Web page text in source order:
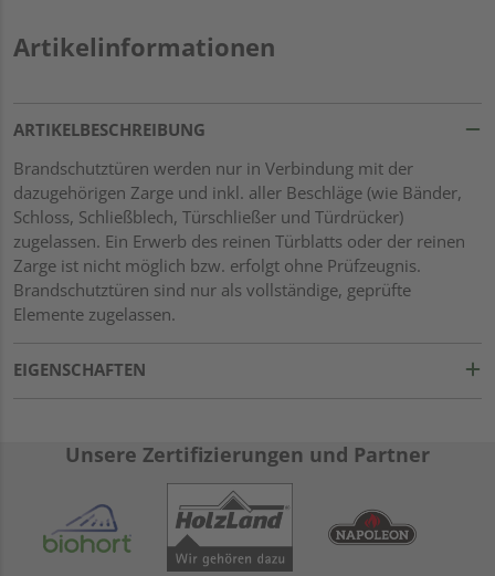
Artikelinformationen
ARTIKELBESCHREIBUNG
Brandschutztüren werden nur in Verbindung mit der
dazugehörigen Zarge und inkl. aller Beschläge (wie Bänder,
Schloss, Schließblech, Türschließer und Türdrücker)
zugelassen. Ein Erwerb des reinen Türblatts oder der reinen
Zarge ist nicht möglich bzw. erfolgt ohne Prüfzeugnis.
Brandschutztüren sind nur als vollständige, geprüfte
Elemente zugelassen.
EIGENSCHAFTEN
Unsere Zertifizierungen und Partner